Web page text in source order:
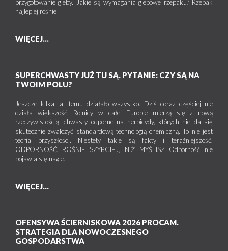
przygotowanie gleby. Jakie są wymagania glebowe rzepaku? Rzepak
najlepiej rośnie
WIĘCEJ...
SUPERCHWASTY JUŻ TU SĄ. PYTANIE: CZY SĄ NA
TWOIM POLU?
Jeszcze kilka lat temu działało wszystko. Dziś coraz częściej nie
działa większość. Rolnicy w całej Europie mierzą się z nową
rzeczywistością: chwasty odporne na herbicydy, których nie da się
skutecznie zwalczyć standardową technologią chemiczną. To nie jest
teoria przyszłości. Niestety takie są fakty i teraźniejszość.
ODPORNOŚĆ ROŚNIE SZYBCIEJ, NIŻ MYŚLISZ Odporność nie
pojawia się nagle.
WIĘCEJ...
OFENSYWA ŚCIERNISKOWA 2026 PROCAM.
STRATEGIA DLA NOWOCZESNEGO
GOSPODARSTWA